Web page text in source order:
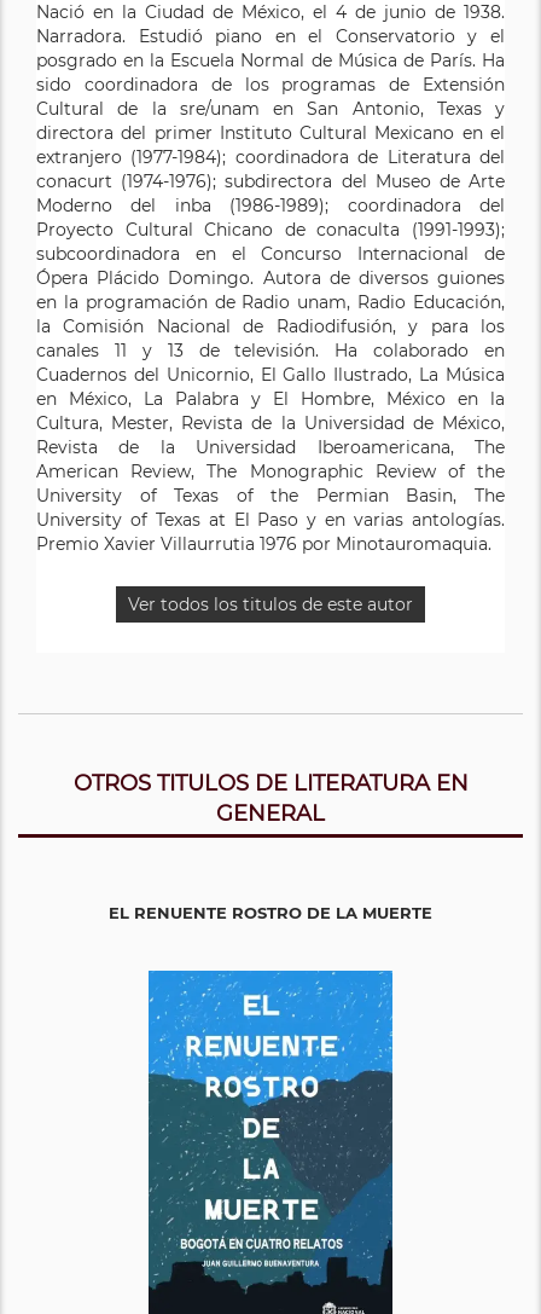
Nació en la Ciudad de México, el 4 de junio de 1938.
Narradora. Estudió piano en el Conservatorio y el
posgrado en la Escuela Normal de Música de París. Ha
sido coordinadora de los programas de Extensión
Cultural de la sre/unam en San Antonio, Texas y
directora del primer Instituto Cultural Mexicano en el
extranjero (1977-1984); coordinadora de Literatura del
conacurt (1974-1976); subdirectora del Museo de Arte
Moderno del inba (1986-1989); coordinadora del
Proyecto Cultural Chicano de conaculta (1991-1993);
subcoordinadora en el Concurso Internacional de
Ópera Plácido Domingo. Autora de diversos guiones
en la programación de Radio unam, Radio Educación,
la Comisión Nacional de Radiodifusión, y para los
canales 11 y 13 de televisión. Ha colaborado en
Cuadernos del Unicornio, El Gallo Ilustrado, La Música
en México, La Palabra y El Hombre, México en la
Cultura, Mester, Revista de la Universidad de México,
Revista de la Universidad Iberoamericana, The
American Review, The Monographic Review of the
University of Texas of the Permian Basin, The
University of Texas at El Paso y en varias antologías.
Premio Xavier Villaurrutia 1976 por Minotauromaquia.
Ver todos los titulos de este autor
OTROS TITULOS DE LITERATURA EN
GENERAL
EL RENUENTE ROSTRO DE LA MUERTE